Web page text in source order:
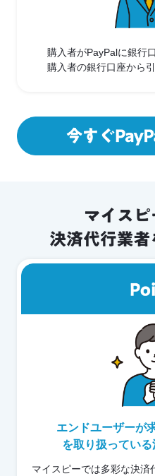
購入者がPayPalに銀行
購入者の銀行口座から
エンドユーザーが
を取り扱ってい
マイスピーでは多彩な決済